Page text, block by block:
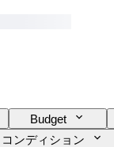
Budget
コンディション